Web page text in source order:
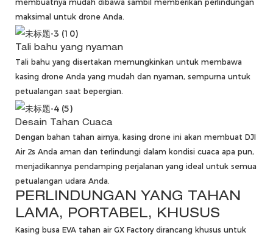
membuatnya mudah dibawa sambil memberikan perlindungan
maksimal untuk drone Anda.
Tali bahu yang nyaman
Tali bahu yang disertakan memungkinkan untuk membawa
kasing drone Anda yang mudah dan nyaman, sempurna untuk
petualangan saat bepergian.
Desain Tahan Cuaca
Dengan bahan tahan airnya, kasing drone ini akan membuat DJI
Air 2s Anda aman dan terlindungi dalam kondisi cuaca apa pun,
menjadikannya pendamping perjalanan yang ideal untuk semua
petualangan udara Anda.
PERLINDUNGAN YANG TAHAN
LAMA, PORTABEL, KHUSUS
Kasing busa EVA tahan air GX Factory dirancang khusus untuk